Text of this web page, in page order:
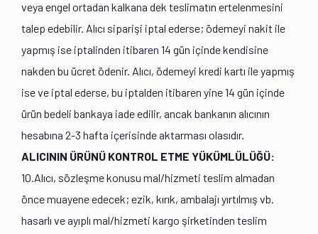
veya engel ortadan kalkana dek teslimatın ertelenmesini
talep edebilir. Alıcı siparişi iptal ederse; ödemeyi nakit ile
yapmış ise iptalinden itibaren 14 gün içinde kendisine
nakden bu ücret ödenir. Alıcı, ödemeyi kredi kartı ile yapmış
ise ve iptal ederse, bu iptalden itibaren yine 14 gün içinde
ürün bedeli bankaya iade edilir, ancak bankanın alıcının
hesabına 2-3 hafta içerisinde aktarması olasıdır.
ALICININ ÜRÜNÜ KONTROL ETME YÜKÜMLÜLÜĞÜ:
10.Alıcı, sözleşme konusu mal/hizmeti teslim almadan
önce muayene edecek; ezik, kırık, ambalajı yırtılmış vb.
hasarlı ve ayıplı mal/hizmeti kargo şirketinden teslim